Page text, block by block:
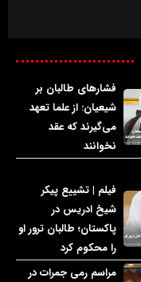
فشارهای طالبان بر
شیعیان: از علما تعهد
می‌گیرند که عقد
نخوانند
فیلم | تشییع پیکر
شیخ ادریس در
پاکستان؛ طالبان ترور او
را محکوم کرد
مراسم رمی جمرات در